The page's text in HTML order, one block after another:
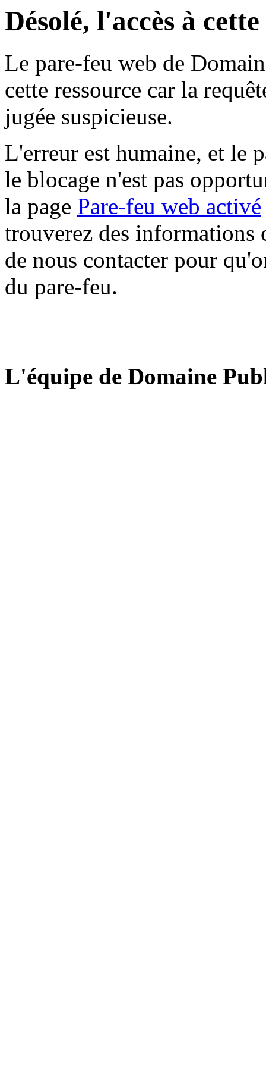
Désolé, l'accès à
Le pare-feu web de
cette ressource car la
jugée suspicieuse.
L'erreur est humaine, et le
le blocage n'est pas
la page Pare-feu web activé
trouverez des informations
de nous contacter pour
du pare-feu.
L'équipe de Domaine